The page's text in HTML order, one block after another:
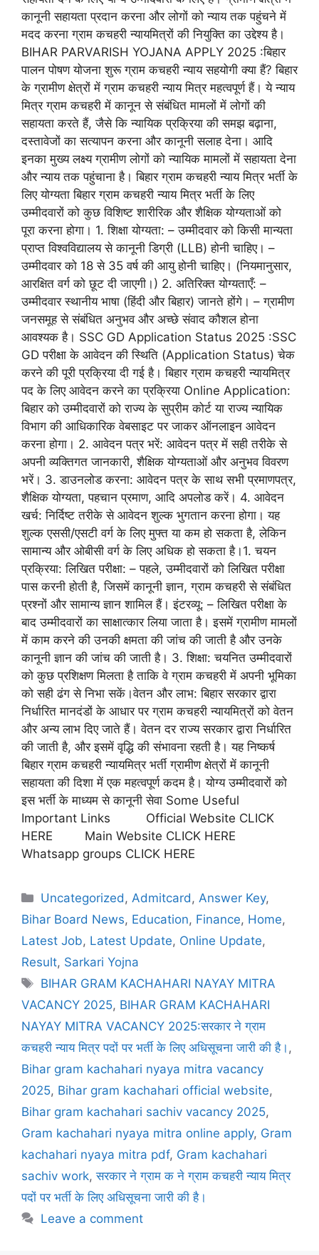
कानूनी सहायता प्रदान करना और लोगों को न्याय तक पहुंचने में
मदद करना ग्राम कचहरी न्यायमित्रों की नियुक्ति का उद्देश्य है।
BIHAR PARVARISH YOJANA APPLY 2025 :बिहार
पालन पोषण योजना शुरू ग्राम कचहरी न्याय सहयोगी क्या हैं? बिहार
के ग्रामीण क्षेत्रों में ग्राम कचहरी न्याय मित्र महत्वपूर्ण हैं। ये न्याय
मित्र ग्राम कचहरी में कानून से संबंधित मामलों में लोगों की
सहायता करते हैं, जैसे कि न्यायिक प्रक्रिया की समझ बढ़ाना,
दस्तावेजों का सत्यापन करना और कानूनी सलाह देना। आदि
इनका मुख्य लक्ष्य ग्रामीण लोगों को न्यायिक मामलों में सहायता देना
और न्याय तक पहुंचाना है। बिहार ग्राम कचहरी न्याय मित्र भर्ती के
लिए योग्यता बिहार ग्राम कचहरी न्याय मित्र भर्ती के लिए
उम्मीदवारों को कुछ विशिष्ट शारीरिक और शैक्षिक योग्यताओं को
पूरा करना होगा। 1. शिक्षा योग्यता: – उम्मीदवार को किसी मान्यता
प्राप्त विश्वविद्यालय से कानूनी डिग्री (LLB) होनी चाहिए। –
उम्मीदवार को 18 से 35 वर्ष की आयु होनी चाहिए। (नियमानुसार,
आरक्षित वर्ग को छूट दी जाएगी।) 2. अतिरिक्त योग्यताएँ: –
उम्मीदवार स्थानीय भाषा (हिंदी और बिहार) जानते होंगे। – ग्रामीण
जनसमूह से संबंधित अनुभव और अच्छे संवाद कौशल होना
आवश्यक है। SSC GD Application Status 2025 :SSC
GD परीक्षा के आवेदन की स्थिति (Application Status) चेक
करने की पूरी प्रक्रिया दी गई है। बिहार ग्राम कचहरी न्यायमित्र
पद के लिए आवेदन करने का प्रक्रिया Online Application:
बिहार को उम्मीदवारों को राज्य के सुप्रीम कोर्ट या राज्य न्यायिक
विभाग की आधिकारिक वेबसाइट पर जाकर ऑनलाइन आवेदन
करना होगा। 2. आवेदन पत्र भरें: आवेदन पत्र में सही तरीके से
अपनी व्यक्तिगत जानकारी, शैक्षिक योग्यताओं और अनुभव विवरण
भरें। 3. डाउनलोड करना: आवेदन पत्र के साथ सभी प्रमाणपत्र,
शैक्षिक योग्यता, पहचान प्रमाण, आदि अपलोड करें। 4. आवेदन
खर्च: निर्दिष्ट तरीके से आवेदन शुल्क भुगतान करना होगा। यह
शुल्क एससी/एसटी वर्ग के लिए मुफ्त या कम हो सकता है, लेकिन
सामान्य और ओबीसी वर्ग के लिए अधिक हो सकता है।1. चयन
प्रक्रिया: लिखित परीक्षा: – पहले, उम्मीदवारों को लिखित परीक्षा
पास करनी होती है, जिसमें कानूनी ज्ञान, ग्राम कचहरी से संबंधित
प्रश्नों और सामान्य ज्ञान शामिल हैं। इंटरव्यू: – लिखित परीक्षा के
बाद उम्मीदवारों का साक्षात्कार लिया जाता है। इसमें ग्रामीण मामलों
में काम करने की उनकी क्षमता की जांच की जाती है और उनके
कानूनी ज्ञान की जांच की जाती है। 3. शिक्षा: चयनित उम्मीदवारों
को कुछ प्रशिक्षण मिलता है ताकि वे ग्राम कचहरी में अपनी भूमिका
को सही ढंग से निभा सकें।वेतन और लाभ: बिहार सरकार द्वारा
निर्धारित मानदंडों के आधार पर ग्राम कचहरी न्यायमित्रों को वेतन
और अन्य लाभ दिए जाते हैं। वेतन दर राज्य सरकार द्वारा निर्धारित
की जाती है, और इसमें वृद्धि की संभावना रहती है। यह निष्कर्ष
बिहार ग्राम कचहरी न्यायमित्र भर्ती ग्रामीण क्षेत्रों में कानूनी
सहायता की दिशा में एक महत्वपूर्ण कदम है। योग्य उम्मीदवारों को
इस भर्ती के माध्यम से कानूनी सेवा Some Useful
Important Links Official Website CLICK
HERE Main Website CLICK HERE
Whatsapp groups CLICK HERE
Uncategorized,Admitcard,Answer Key,
Bihar Board News, Education, Finance, Home,
Latest Job, Latest Update, Online Update,
Result, Sarkari Yojna
BIHAR GRAM KACHAHARI NAYAY MITRA
VACANCY 2025, BIHAR GRAM KACHAHARI
NAYAY MITRA VACANCY 2025:सरकार ने ग्राम
कचहरी न्याय मित्र पदों पर भर्ती के लिए अधिसूचना जारी की है। ,
Bihar gram kachahari nyaya mitra vacancy
2025, Bihar gram kachahari official website,
Bihar gram kachahari sachiv vacancy 2025,
Gram kachahari nyaya mitra online apply, Gram
kachahari nyaya mitra pdf, Gram kachahari
sachiv work,सरकार ने ग्राम क ने ग्राम कचहरी न्याय मित्र
पदों पर भर्ती के लिए अधिसूचना जारी की है।
Leave a comment